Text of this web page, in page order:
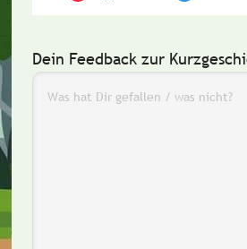
Dein Feedback zur